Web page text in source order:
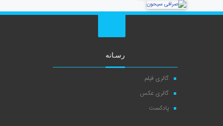
رسـانه
گالری فیلم
گالری عکس
پادکست